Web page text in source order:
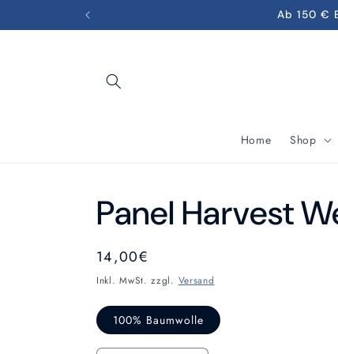
Inhalt
Ab 150 €
Home Shop
Panel Harvest
Normaler
Preis
14,00€
Inkl. MwSt. zzgl. Versand
100% Baumwolle